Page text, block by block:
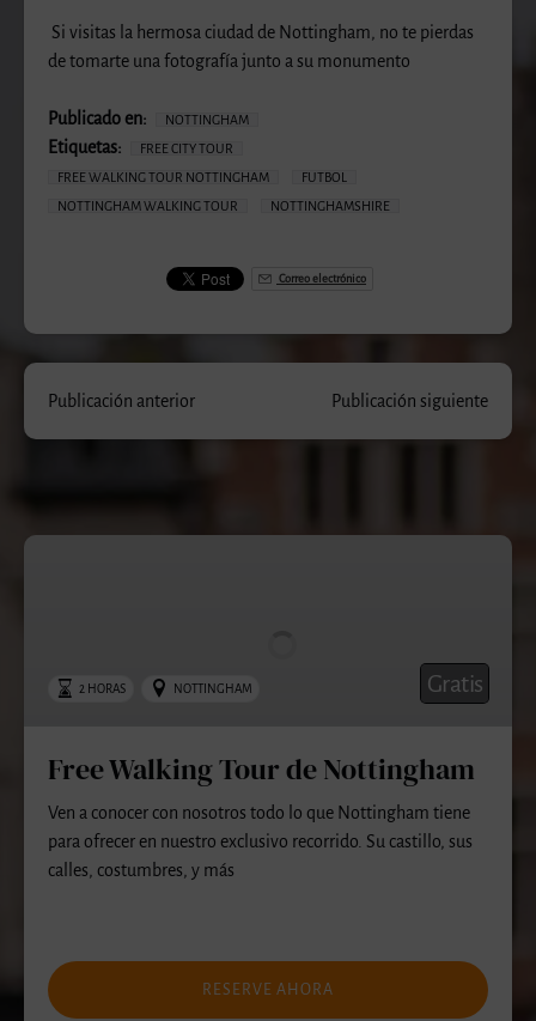
Si visitas la hermosa ciudad de Nottingham, no te pierdas
de tomarte una fotografía junto a su monumento
Publicado en: NOTTINGHAM
Etiquetas:
FREE CITY TOUR
FREE WALKING TOUR NOTTINGHAM
FUTBOL
NOTTINGHAM WALKING TOUR
NOTTINGHAMSHIRE
Correo electrónico
Publicación anterior Publicación siguiente
Free
Gratis
2 HORAS NOTTINGHAM
Free Walking Tour de Nottingham
Ven a conocer con nosotros todo lo que Nottingham tiene
para ofrecer en nuestro exclusivo recorrido. Su castillo, sus
calles, costumbres, y más
RESERVE AHORA